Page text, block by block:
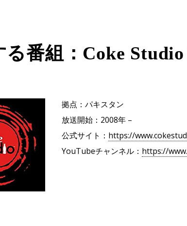
る番組：Coke
拠点：パキスタン
放送開始：2008年 –
公式サイト： https://
YouTubeチャンネル： https://